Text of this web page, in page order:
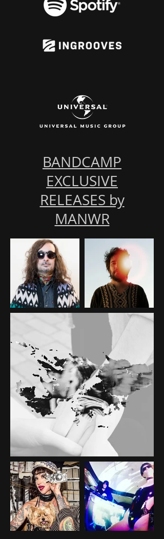
BANDCAMP
EXCLUSIVE
RELEASES by
MANWR